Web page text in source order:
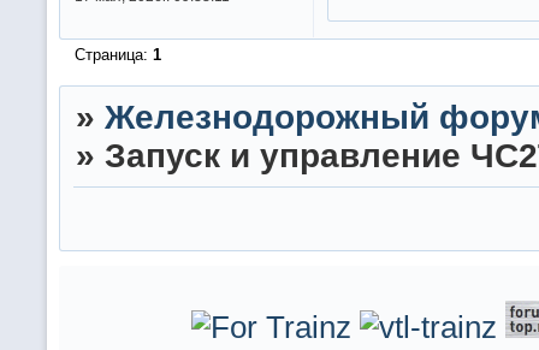
Страница: 1
» Железнодорожный
» Запуск и управление